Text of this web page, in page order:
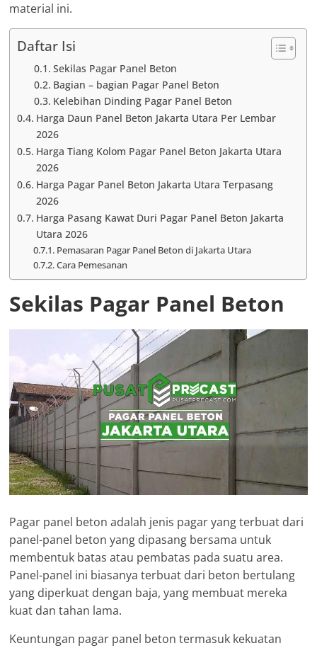
material ini.
Daftar Isi
Sekilas Pagar Panel Beton
Bagian – bagian Pagar Panel Beton
Kelebihan Dinding Pagar Panel Beton
Harga Daun Panel Beton Jakarta Utara Per Lembar
2026
Harga Tiang Kolom Pagar Panel Beton Jakarta Utara
2026
Harga Pagar Panel Beton Jakarta Utara Terpasang
2026
Harga Pasang Kawat Duri Pagar Panel Beton Jakarta
Utara 2026
Pemasaran Pagar Panel Beton di Jakarta Utara
Cara Pemesanan
Sekilas Pagar Panel Beton
Pagar panel beton adalah jenis pagar yang terbuat dari
panel-panel beton yang dipasang bersama untuk
membentuk batas atau pembatas pada suatu area.
Panel-panel ini biasanya terbuat dari beton bertulang
yang diperkuat dengan baja, yang membuat mereka
kuat dan tahan lama.
Keuntungan pagar panel beton termasuk kekuatan